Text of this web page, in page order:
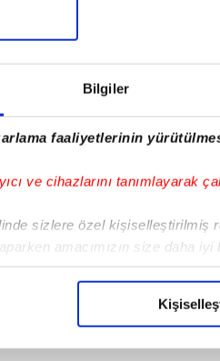
Bilgiler
faaliyetlerinin
ve cihazlarını tanımlayarak
sizlere özel kişiselleştirilmiş
amacımızın size daha
gelen çabayı
İŞÇİ ALIMI KURA ÇEKİMİ
''İşçi alım
kura çekimi 25-26 Nisan
yapılacaktır."dedi.